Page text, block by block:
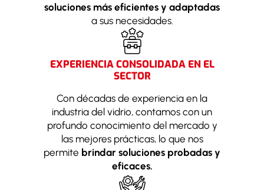
soluciones más eficientes y adaptadas
a sus necesidades.
EXPERIENCIA CONSOLIDADA EN EL
SECTOR
Con décadas de experiencia en la
industria del vidrio, contamos con un
profundo conocimiento del mercado y
las mejores prácticas, lo que nos
permite brindar soluciones probadas y
eficaces.